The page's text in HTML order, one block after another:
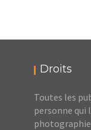
Droits
Toutes les
personne qui